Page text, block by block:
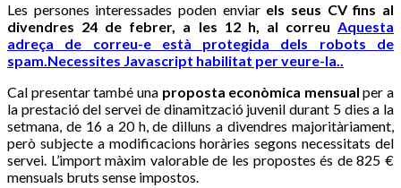
Les persones interessades poden enviar els seus CV fins al
divendres 24 de febrer, a les 12 h, al correu Aquesta
adreça de correu-e està protegida dels robots de
spam.Necessites Javascript habilitat per veure-la..
Cal presentar també una proposta econòmica mensual per a
la prestació del servei de dinamització juvenil durant 5 dies a la
setmana, de 16 a 20 h, de dilluns a divendres majoritàriament,
però subjecte a modificacions horàries segons necessitats del
servei. L’import màxim valorable de les propostes és de 825 €
mensuals bruts sense impostos.